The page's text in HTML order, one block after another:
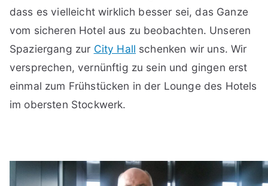
dass es vielleicht wirklich besser sei, das Ganze
vom sicheren Hotel aus zu beobachten. Unseren
Spaziergang zur City Hall schenken wir uns. Wir
versprechen, vernünftig zu sein und gingen erst
einmal zum Frühstücken in der Lounge des Hotels
im obersten Stockwerk.